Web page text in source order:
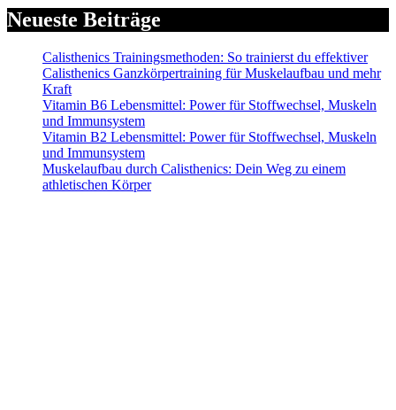
Neueste Beiträge
Calisthenics Trainingsmethoden: So trainierst du effektiver
Calisthenics Ganzkörpertraining für Muskelaufbau und mehr
Kraft
Vitamin B6 Lebensmittel: Power für Stoffwechsel, Muskeln
und Immunsystem
Vitamin B2 Lebensmittel: Power für Stoffwechsel, Muskeln
und Immunsystem
Muskelaufbau durch Calisthenics: Dein Weg zu einem
athletischen Körper